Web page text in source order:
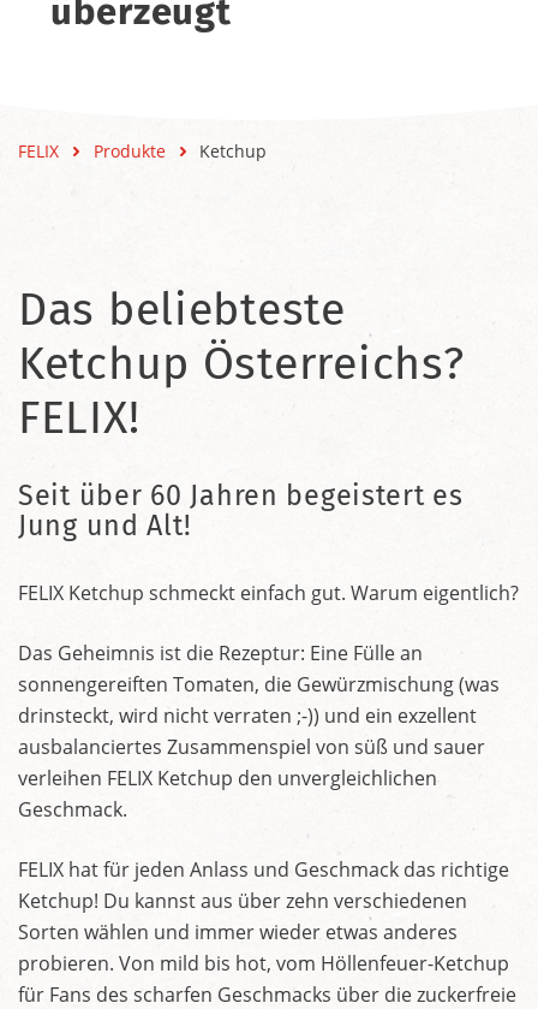
überzeugt
FELIX Produkte Ketchup
Das beliebteste
Ketchup Österreichs?
FELIX!
Seit über 60 Jahren begeistert es
Jung und Alt!
FELIX Ketchup schmeckt einfach gut. Warum eigentlich?
Das Geheimnis ist die Rezeptur: Eine Fülle an
sonnengereiften Tomaten, die Gewürzmischung (was
drinsteckt, wird nicht verraten ;-)) und ein exzellent
ausbalanciertes Zusammenspiel von süß und sauer
verleihen FELIX Ketchup den unvergleichlichen
Geschmack.
FELIX hat für jeden Anlass und Geschmack das richtige
Ketchup! Du kannst aus über zehn verschiedenen
Sorten wählen und immer wieder etwas anderes
probieren. Von mild bis hot, vom Höllenfeuer-Ketchup
für Fans des scharfen Geschmacks über die zuckerfreie